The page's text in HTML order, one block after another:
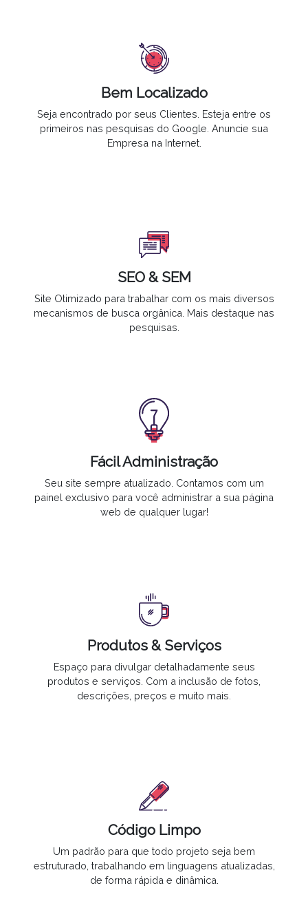
Bem Localizado
Seja encontrado por seus Clientes . Esteja entre os
primeiros nas pesquisas do Google. Anuncie sua
Empresa na Internet.
SEO & SEM
Site Otimizado para trabalhar com os mais diversos
mecanismos de busca orgânica. Mais destaque nas
pesquisas.
Fácil Administração
Seu site sempre atualizado . Contamos com um
painel exclusivo para você administrar a sua página
web de qualquer lugar!
Produtos & Serviços
Espaço para divulgardetalhadamente seus
produtos e serviços. Com a inclusão de fotos,
descrições, preços e muito mais.
Código Limpo
Um padrão para que todo projeto seja bem
estruturado, trabalhando em linguagens atualizadas,
de forma rápida e dinâmica.